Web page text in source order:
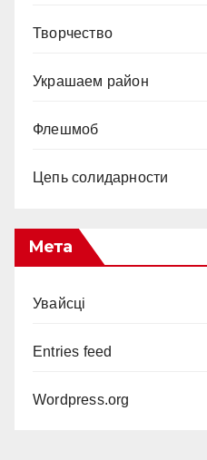
Творчество
Украшаем район
Флешмоб
Цепь солидарности
Мета
Увайсці
Entries feed
Wordpress.org